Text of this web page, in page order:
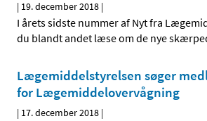
| 19. december 2018 |
I årets sidste nummer af Nyt fra
du blandt andet læse om de nye
Lægemiddelstyrelsen søger
for Lægemiddelovervågning
| 17. december 2018 |